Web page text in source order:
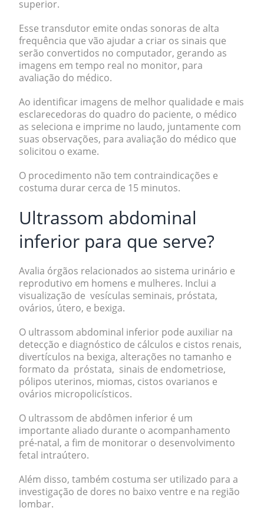
superior.
Esse transdutor emite ondas sonoras de alta
frequência que vão ajudar a criar os sinais que
serão convertidos no computador, gerando as
imagens em tempo real no monitor, para
avaliação do médico.
Ao identificar imagens de melhor qualidade e mais
esclarecedoras do quadro do paciente, o médico
as seleciona e imprime no laudo, juntamente com
suas observações, para avaliação do médico que
solicitou o exame.
O procedimento não tem contraindicações e
costuma durar cerca de 15 minutos.
Ultrassom abdominal
inferior para que serve?
Avalia órgãos relacionados ao sistema urinário e
reprodutivo em homens e mulheres. Inclui a
visualização de vesículas seminais, próstata,
ovários, útero, e bexiga.
O ultrassom abdominal inferior pode auxiliar na
detecção e diagnóstico de cálculos e cistos renais,
divertículos na bexiga, alterações no tamanho e
formato da próstata, sinais de endometriose,
pólipos uterinos, miomas, cistos ovarianos e
ovários micropolicísticos.
O ultrassom de abdômen inferior é um
importante aliado durante o acompanhamento
pré-natal, a fim de monitorar o desenvolvimento
fetal intraútero.
Além disso, também costuma ser utilizado para a
investigação de dores no baixo ventre e na região
lombar.